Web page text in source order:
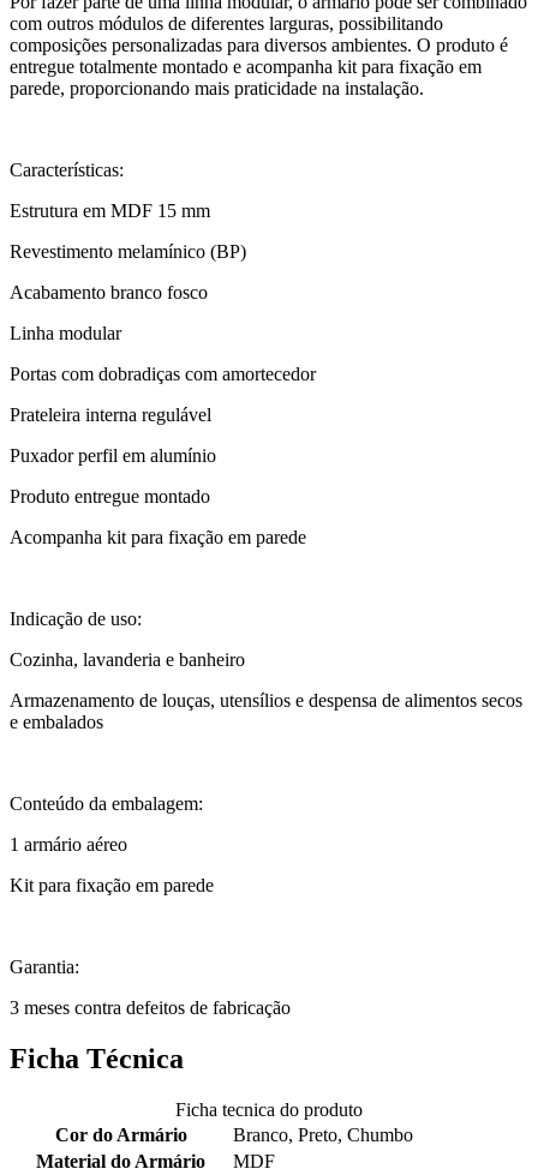
com outros módulos de diferentes larguras, possibilitando
composições personalizadas para diversos ambientes. O produto é
entregue totalmente montado e acompanha kit para fixação em
parede, proporcionando mais praticidade na instalação.
Características:
Estrutura em MDF 15 mm
Revestimento melamínico (BP)
Acabamento branco fosco
Linha modular
Portas com dobradiças com amortecedor
Prateleira interna regulável
Puxador perfil em alumínio
Produto entregue montado
Acompanha kit para fixação em parede
Indicação de uso:
Cozinha, lavanderia e banheiro
Armazenamento de louças, utensílios e despensa de alimentos secos
e embalados
Conteúdo da embalagem:
1 armário aéreo
Kit para fixação em parede
Garantia:
3 meses contra defeitos de fabricação
Ficha Técnica
Ficha tecnica do produto
Cor do Armário
Branco, Preto, Chumbo
Material do Armário
MDF